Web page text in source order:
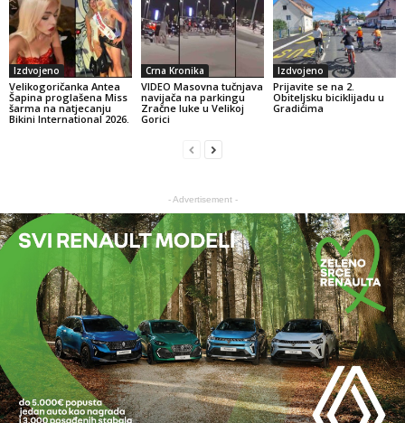
Izdvojeno
Velikogoričanka Antea
Šapina proglašena Miss
šarma na natjecanju
Bikini International 2026.
Crna Kronika
VIDEO Masovna tučnjava
navijača na parkingu
Zračne luke u Velikoj
Gorici
Izdvojeno
Prijavite se na 2.
Obiteljsku biciklijadu u
Gradićima
- Advertisement -